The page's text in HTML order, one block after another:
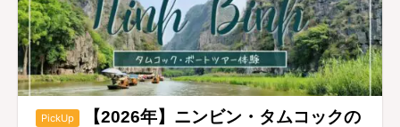
PickUp
【2026年】ニンビン・タムコックの